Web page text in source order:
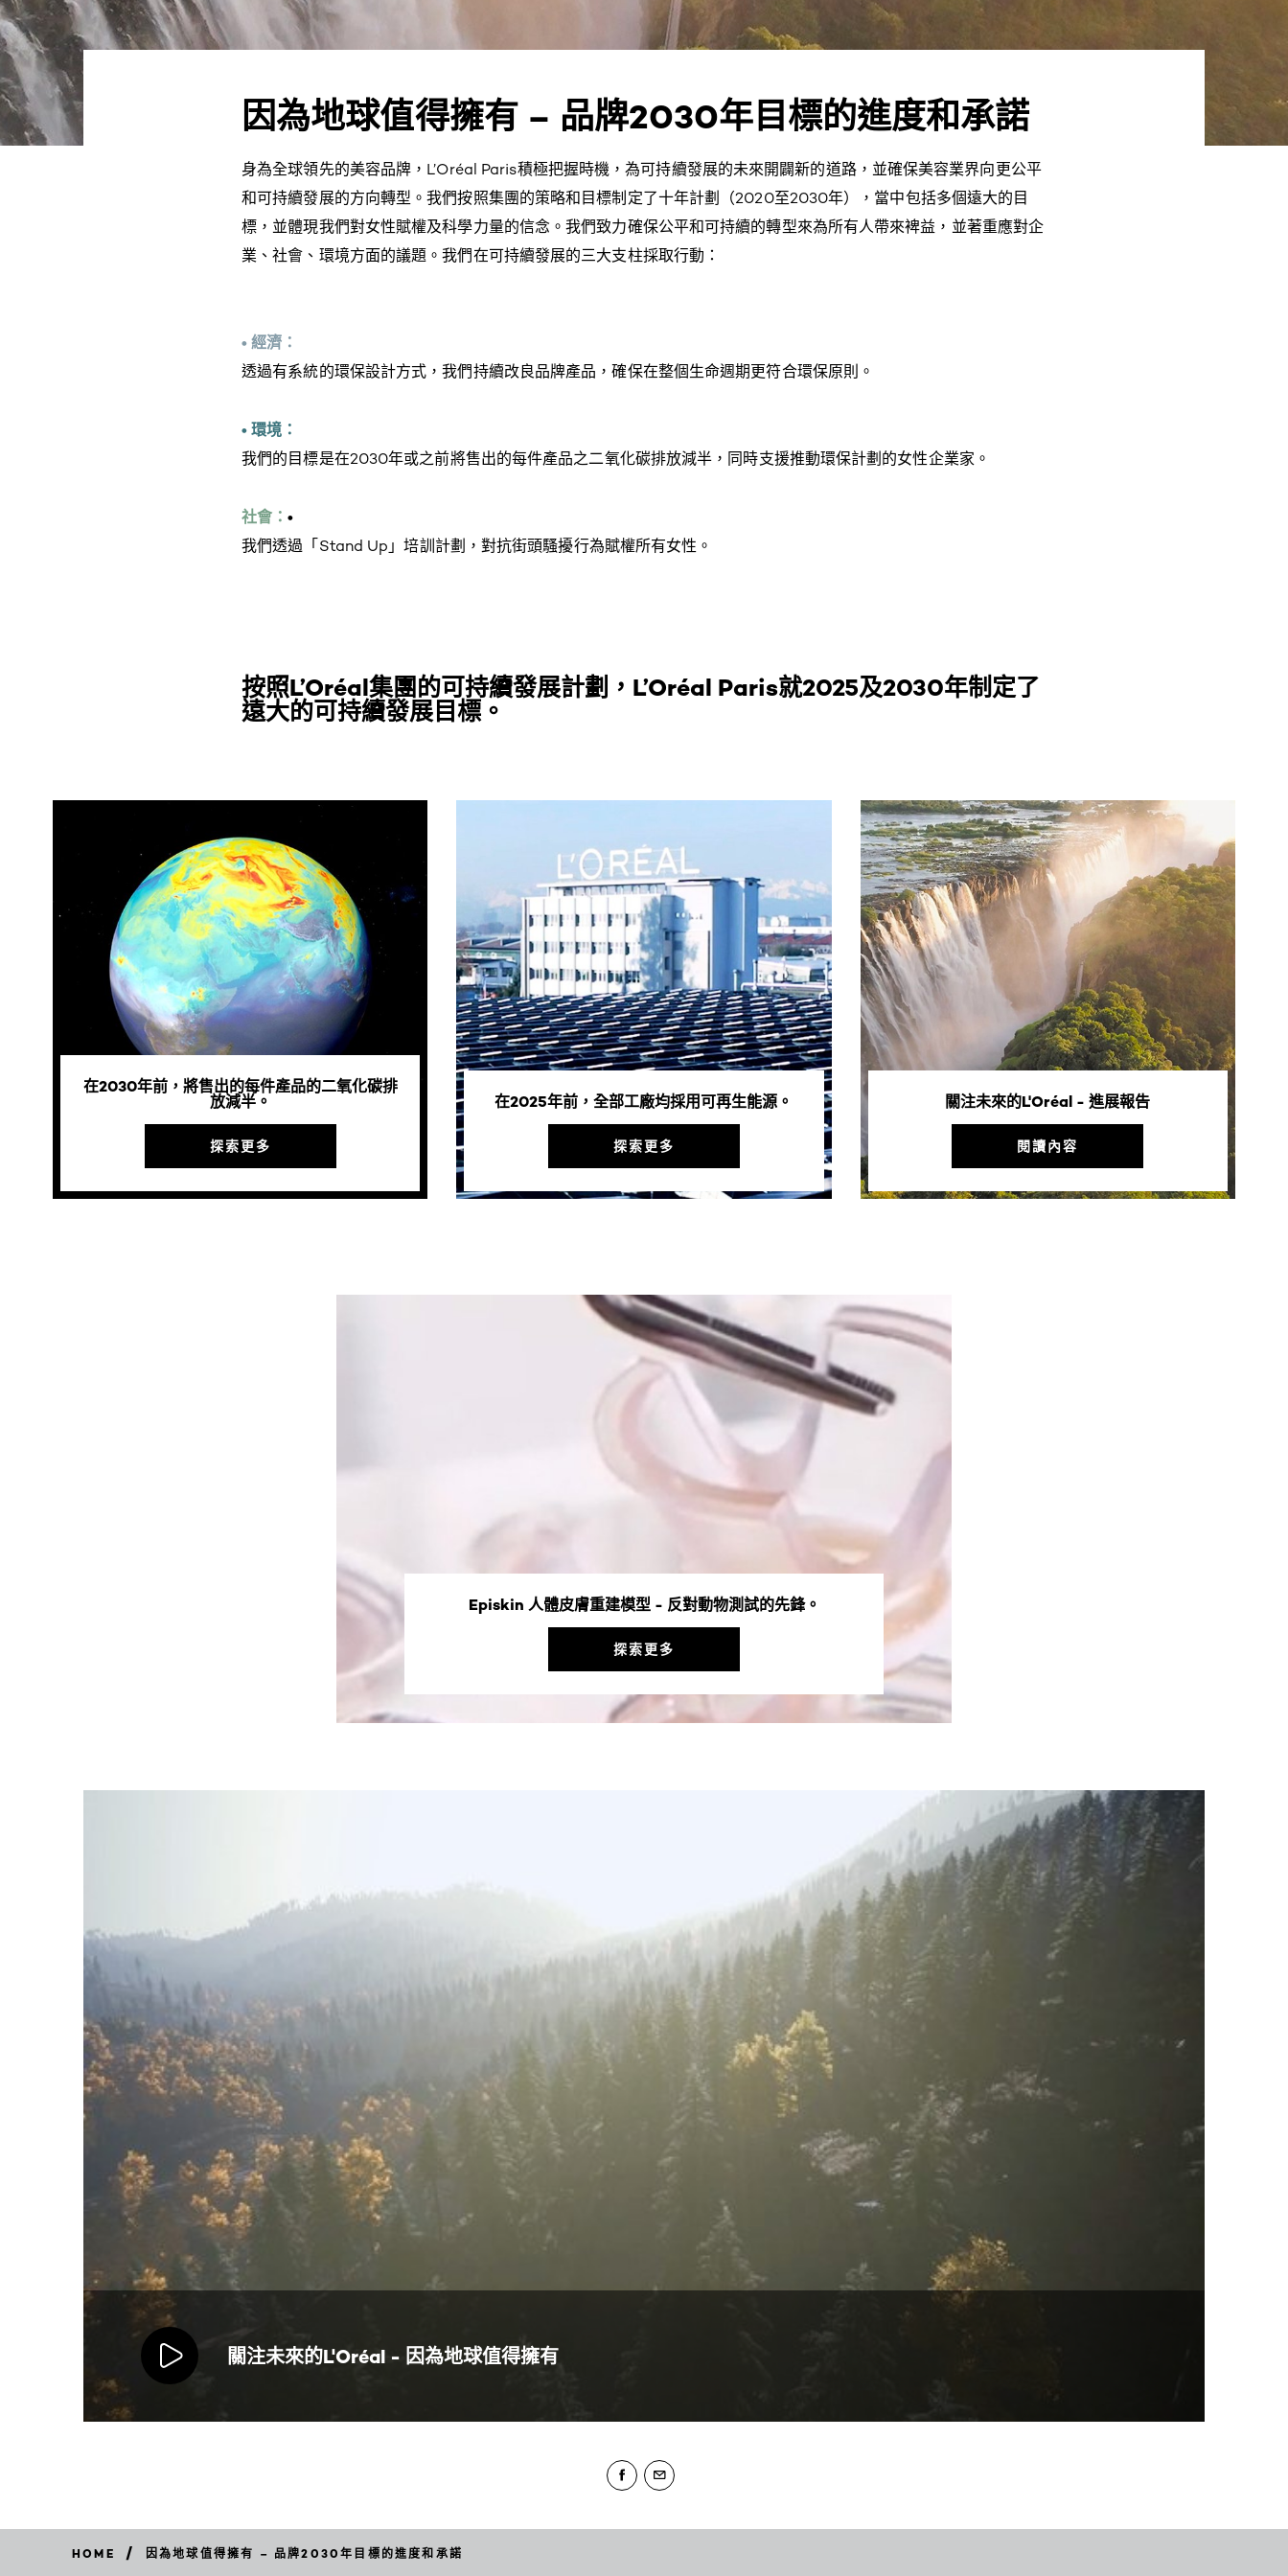
因為地球值得擁有 – 品牌2030年目標的進度和承諾
身為全球領先的美容品牌，L’Oréal Paris積極把握時機，為可持續發展的未來開闢新的道路，並確保美容業界向更公平
和可持續發展的方向轉型。我們按照集團的策略和目標制定了十年計劃（2020至2030年），當中包括多個遠大的目
標，並體現我們對女性賦權及科學力量的信念。我們致力確保公平和可持續的轉型來為所有人帶來裨益，並著重應對企
業、社會、環境方面的議題。我們在可持續發展的三大支柱採取行動：
• 經濟：
透過有系統的環保設計方式，我們持續改良品牌產品，確保在整個生命週期更符合環保原則。
• 環境：
我們的目標是在2030年或之前將售出的每件產品之二氧化碳排放減半，同時支援推動環保計劃的女性企業家。
社會：•
我們透過「Stand Up」培訓計劃，對抗街頭騷擾行為賦權所有女性。
按照L’Oréal集團的可持續發展計劃，L’Oréal Paris就2025及2030年制定了
遠大的可持續發展目標。
在2030年前，將售出的每件產品的二氧化碳排
放減半。
探索更多
在2025年前，全部工廠均採用可再生能源。
探索更多
關注未來的L'Oréal - 進展報告
閱讀內容
Episkin 人體皮膚重建模型 - 反對動物測試的先鋒。
探索更多
關注未來的L'Oréal - 因為地球值得擁有
HOME / 因為地球值得擁有 – 品牌2030年目標的進度和承諾